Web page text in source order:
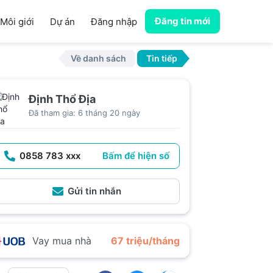
Môi giới Dự án Đăng nhập Đăng tin mới
Về danh sách Tin tiếp
Định Thổ Địa
Đã tham gia: 6 tháng 20 ngày
0858 783 xxx Bấm để hiện số
Gửi tin nhắn
Vay mua nhà 67 triệu/tháng